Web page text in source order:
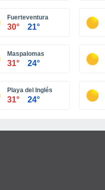
Fuerteventura
30° 21°
Maspalomas
31° 24°
Playa del Inglés
31° 24°